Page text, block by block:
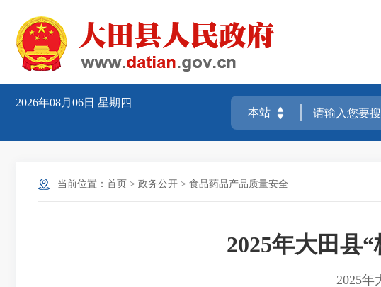
2026年08月06日 星期四
当前位置： 首页 > 政务公开 > 食品药品产品质量安全
2025年大田县
2025年